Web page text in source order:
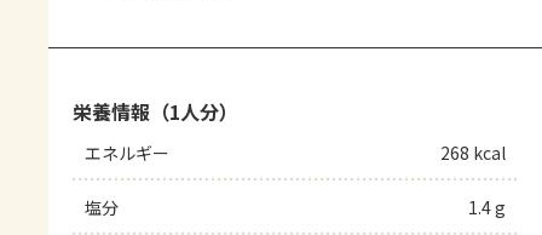
栄養情報（1人分）
エネルギー 268 kcal
塩分 1.4 g